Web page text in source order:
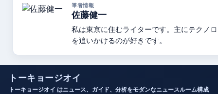
筆者情報
佐藤健一
私は東京に住むライターです。主にテクノ
を追いかけるのが好きです。
トーキョージオイ
トーキョージオイ はニュース、ガイド、分析をモダンなニュースルーム構成